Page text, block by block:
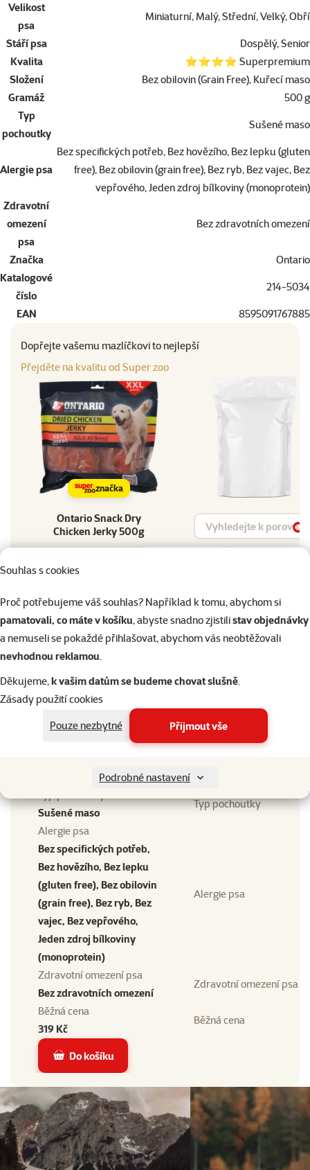
Souhlas s cookies
Proč potřebujeme váš souhlas? Například k tomu, abychom si
pamatovali, co máte v košíku, abyste snadno zjistilistav objednávky
a nemuseli se pokaždé přihlašovat, abychom vás neobtěžovali
nevhodnou reklamou.
Děkujeme,k vašim datům se budeme chovat slušně.
Zásady použití cookies
Pouze nezbytné
Přijmout vše
Podrobné nastavení
Velikost
psa
Miniaturní, Malý, Střední, Velký, Obří
Stáří psa
Dospělý, Senior
Kvalita
⭐⭐⭐⭐ Superpremium
Složení
Bez obilovin (Grain Free), Kuřecí maso
Gramáž
500 g
Typ
pochoutky
Sušené maso
Alergie psa
Bez specifických potřeb, Bez hovězího, Bez lepku (gluten
free), Bez obilovin (grain free), Bez ryb, Bez vajec, Bez
vepřového, Jeden zdroj bílkoviny (monoprotein)
Zdravotní
omezení
psa
Bez zdravotních omezení
Značka
Ontario
Katalogové
číslo
214-5034
EAN 8595091767885
Dopřejte vašemu mazlíčkovi to nejlepší
Přejděte na kvalitu od Super zoo
značka
Ontario Snack Dry
Chicken Jerky 500g
Vyhledat produkt
Miniaturní, Malý, Střední,
Velký, Obří
Stáří psa
Dospělý, Senior
Stáří psa
Kvalita
Superpremium
Složení
Bez obilovin (Grain Free),
Složení
Sušené maso
Typ pochoutky
Alergie psa
Bez specifických potřeb,
Bez hovězího, Bez lepku
(gluten free), Bez obilovin
(grain free), Bez ryb, Bez
vajec, Bez vepřového,
Jeden zdroj bílkoviny
(monoprotein)
Alergie psa
Zdravotní omezení psa
Bez zdravotních omezení
Zdravotní omezení psa
Běžná cena
319 Kč
Běžná cena
Do košíku